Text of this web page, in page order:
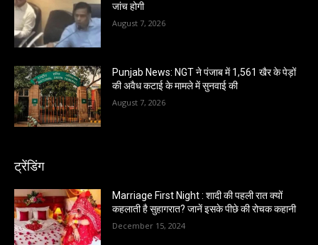
जांच होगी
August 7, 2026
Punjab News: NGT ने पंजाब में 1,561 खैर के पेड़ों
की अवैध कटाई के मामले में सुनवाई की
August 7, 2026
ट्रेंडिंग
Marriage First Night : शादी की पहली रात क्यों
कहलाती है सुहागरात? जानें इसके पीछे की रोचक कहानी
December 15, 2024